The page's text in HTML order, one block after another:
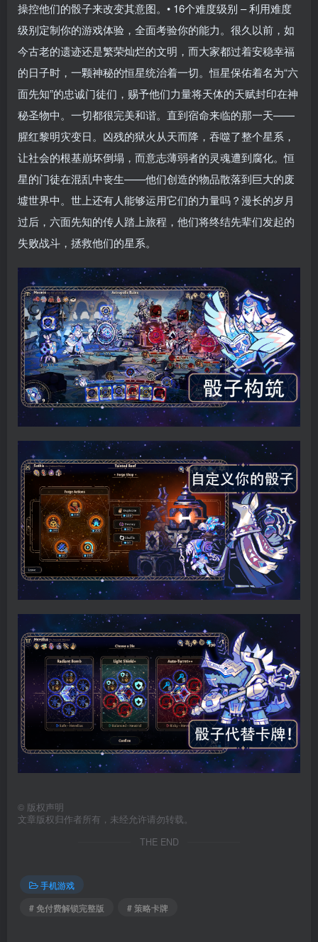
操控他们的骰子来改变其意图。• 16个难度级别 – 利用难度
级别定制你的游戏体验，全面考验你的能力。很久以前，如
今古老的遗迹还是繁荣灿烂的文明，而大家都过着安稳幸福
的日子时，一颗神秘的恒星统治着一切。恒星保佑着名为“六
面先知”的忠诚门徒们，赐予他们力量将天体的天赋封印在神
秘圣物中。一切都很完美和谐。直到宿命来临的那一天——
腥红黎明灾变日。凶残的狱火从天而降，吞噬了整个星系，
让社会的根基崩坏倒塌，而意志薄弱者的灵魂遭到腐化。恒
星的门徒在混乱中丧生——他们创造的物品散落到巨大的废
墟世界中。世上还有人能够运用它们的力量吗？漫长的岁月
过后，六面先知的传人踏上旅程，他们将终结先辈们发起的
失败战斗，拯救他们的星系。
© 版权声明
文章版权归作者所有，未经允许请勿转载。
THE END
手机游戏
# 免付费解锁完整版
# 策略卡牌